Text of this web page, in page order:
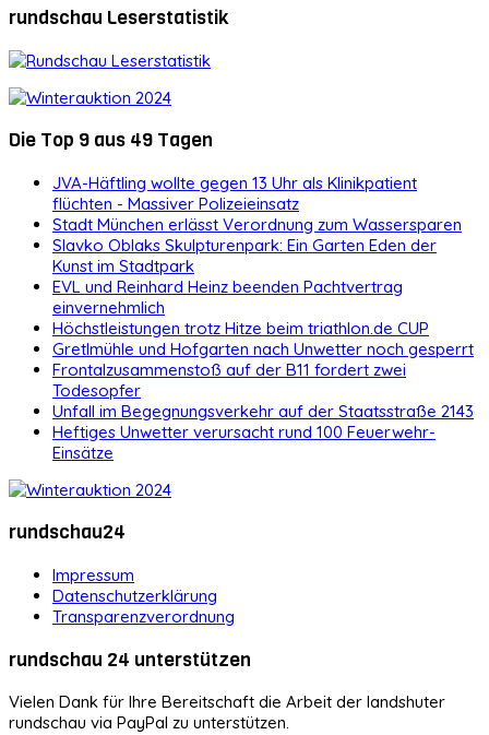
rundschau Leserstatistik
Die Top 9 aus 49 Tagen
JVA-Häftling wollte gegen 13 Uhr als Klinikpatient
flüchten - Massiver Polizeieinsatz
Stadt München erlässt Verordnung zum Wassersparen
Slavko Oblaks Skulpturenpark: Ein Garten Eden der
Kunst im Stadtpark
EVL und Reinhard Heinz beenden Pachtvertrag
einvernehmlich
Höchstleistungen trotz Hitze beim triathlon.de CUP
Gretlmühle und Hofgarten nach Unwetter noch gesperrt
Frontalzusammenstoß auf der B11 fordert zwei
Todesopfer
Unfall im Begegnungsverkehr auf der Staatsstraße 2143
Heftiges Unwetter verursacht rund 100 Feuerwehr-
Einsätze
rundschau24
Impressum
Datenschutzerklärung
Transparenzverordnung
rundschau 24 unterstützen
Vielen Dank für Ihre Bereitschaft die Arbeit der landshuter
rundschau via PayPal zu unterstützen.